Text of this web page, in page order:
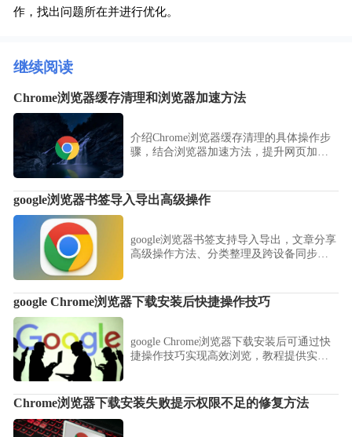
作，找出问题所在并进行优化。
继续阅读
Chrome浏览器缓存清理和浏览器加速方法
介绍Chrome浏览器缓存清理的具体操作步
骤，结合浏览器加速方法，提升网页加载
google浏览器书签导入导出高级操作
google浏览器书签支持导入导出，文章分享
高级操作方法、分类整理及跨设备同步技
google Chrome浏览器下载安装后快捷操作技巧
google Chrome浏览器下载安装后可通过快
捷操作技巧实现高效浏览，教程提供实用
Chrome浏览器下载安装失败提示权限不足的修复方法